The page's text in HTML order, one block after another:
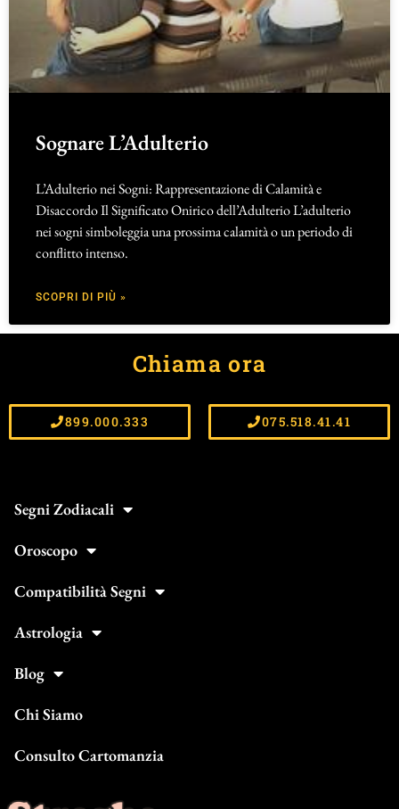
Sognare L’Adulterio
L’Adulterio nei Sogni: Rappresentazione di Calamità e
Disaccordo Il Significato Onirico dell’Adulterio L’adulterio
nei sogni simboleggia una prossima calamità o un periodo di
conflitto intenso.
SCOPRI DI PIÙ »
Chiama ora
899.000.333 075.518.41.41
Segni Zodiacali
Oroscopo
Compatibilità Segni
Astrologia
Blog
Chi Siamo
Consulto Cartomanzia